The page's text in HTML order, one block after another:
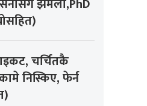
चर्चितकै
निस्किए, फेर्न